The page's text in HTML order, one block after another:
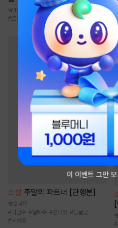
1천
#로맨스 직진남 #상처녀
소설 주말의 파트너 [단행본]
2.4만
#미남수 #얼빠수 #원나잇 #능글공
# 재벌공
#
이 이벤트 그만 보